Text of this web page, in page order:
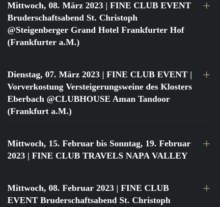
Mittwoch, 08. März 2023 | FINE CLUB EVENT
Bruderschaftsabend St. Christoph
@Steigenberger Grand Hotel Frankfurter Hof
(Frankfurter a.M.)
Dienstag, 07. März 2023 | FINE CLUB EVENT |
Vorverkostung Versteigerungsweine des Klosters
Eberbach @CLUBHOUSE Aman Tandoor
(Frankfurt a.M.)
Mittwoch, 15. Februar bis Sonntag, 19. Februar
2023 | FINE CLUB TRAVELS NAPA VALLEY
Mittwoch, 08. Februar 2023 | FINE CLUB
EVENT Bruderschaftsabend St. Christoph